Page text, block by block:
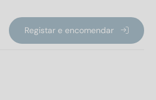
Registar e encomendar